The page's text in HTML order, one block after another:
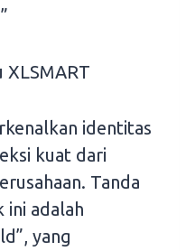
identitas
kuat dari
Tanda
ini adalah
yang